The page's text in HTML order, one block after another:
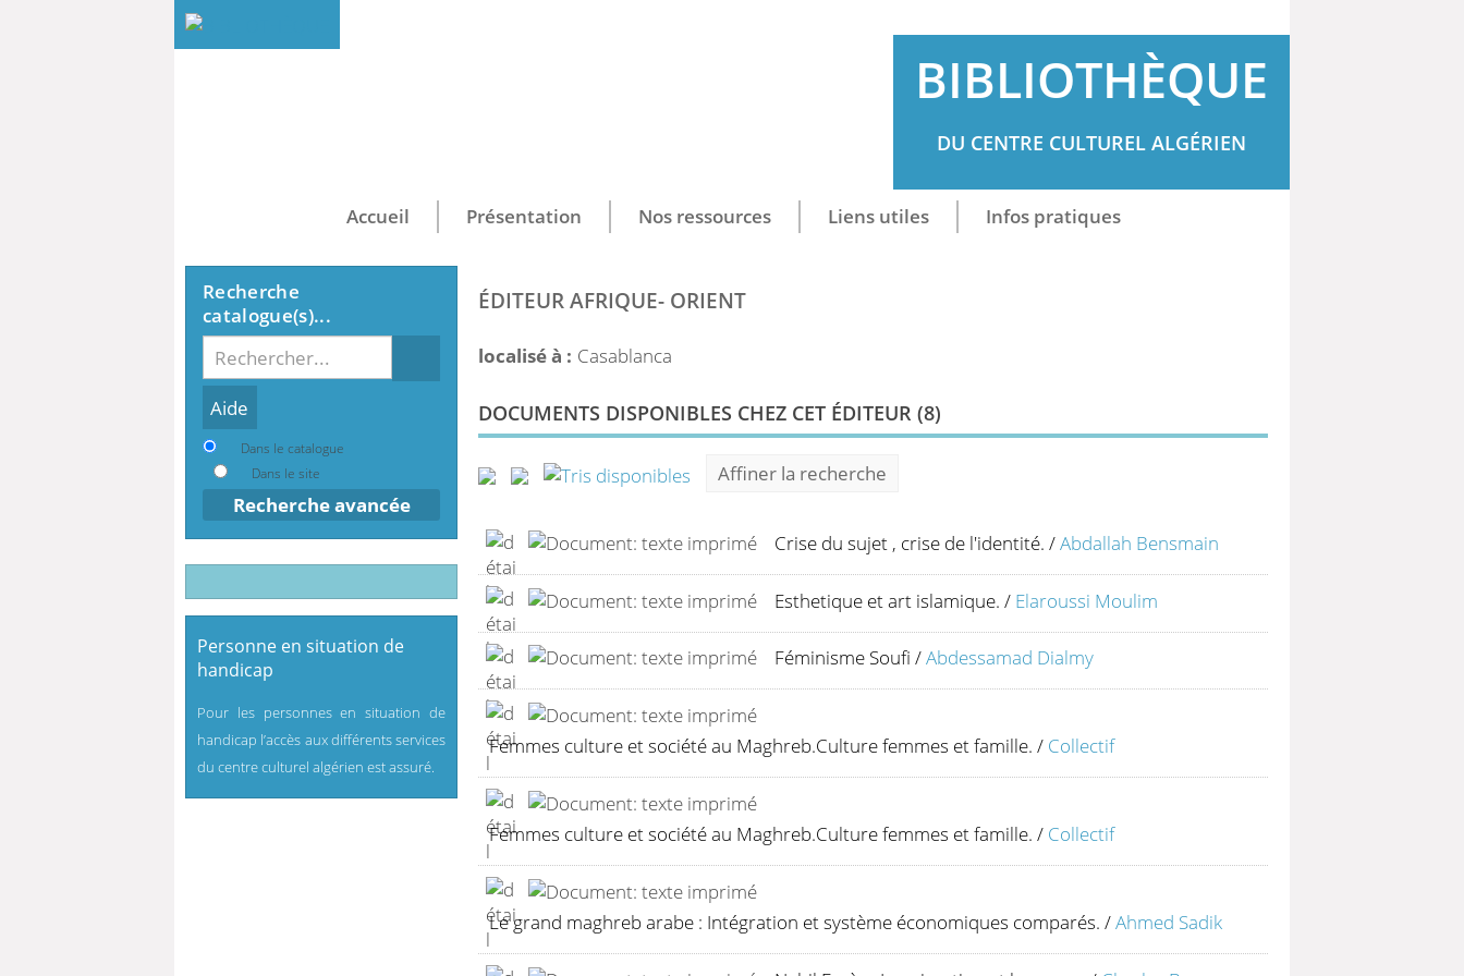
BIBLIOTHÈQUE
DU CENTRE CULTUREL ALGÉRIEN
Accueil Présentation Nos ressources Liens utiles Infos pratiques
ÉDITEUR AFRIQUE- ORIENT
localisé à : Casablanca
DOCUMENTS DISPONIBLES CHEZ CET ÉDITEUR (8)
Affiner la recherche
Crise du sujet , crise de l'identité. /Abdallah Bensmain
Esthetique et art islamique. / Elaroussi Moulim
Féminisme Soufi /Abdessamad Dialmy
Femmes culture et société au Maghreb.Culture femmes et famille. / Collectif
Femmes culture et société au Maghreb.Culture femmes et famille. / Collectif
Le grand maghreb arabe : Intégration et système économiques comparés. /Ahmed Sadik
Recherche
catalogue(s)...
Recherche
Dans le catalogue
Dans le site
Recherche avancée
Personne en situation de
handicap
Pour les personnes en situation de
handicap l’accès aux différents services
du centre culturel algérien est assuré.